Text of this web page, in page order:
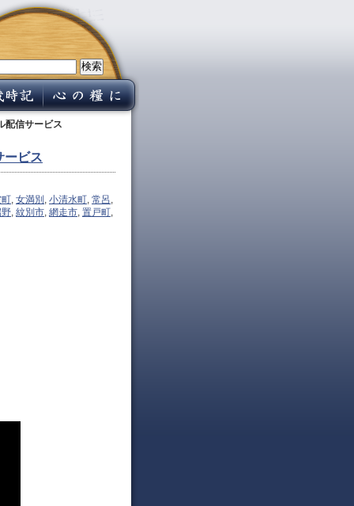
配信サービス
ービス
, 女満別 , 小清水町, 常呂,
, 紋別市, 網走市, 置戸町,